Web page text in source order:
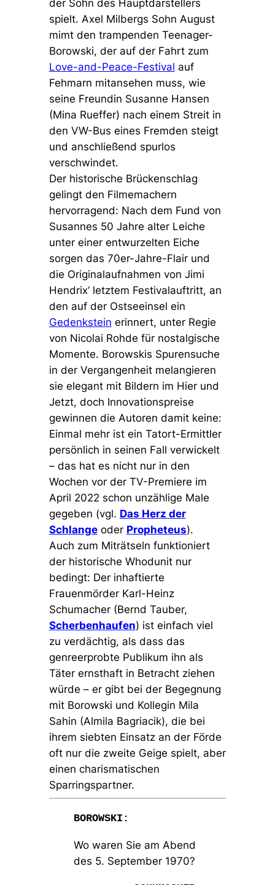
der Sohn des Hauptdarstellers
spielt. Axel Milbergs Sohn August
mimt den trampenden Teenager-
Borowski, der auf der Fahrt zum
Love-and-Peace-Festival auf
Fehmarn mitansehen muss, wie
seine Freundin Susanne Hansen
(Mina Rueffer) nach einem Streit in
den VW-Bus eines Fremden steigt
und anschließend spurlos
verschwindet.
Der historische Brückenschlag
gelingt den Filmemachern
hervorragend: Nach dem Fund von
Susannes 50 Jahre alter Leiche
unter einer entwurzelten Eiche
sorgen das 70er-Jahre-Flair und
die Originalaufnahmen von Jimi
Hendrix‘ letztem Festivalauftritt, an
den auf der Ostseeinsel ein
Gedenkstein erinnert, unter Regie
von Nicolai Rohde für nostalgische
Momente. Borowskis Spurensuche
in der Vergangenheit melangieren
sie elegant mit Bildern im Hier und
Jetzt, doch Innovationspreise
gewinnen die Autoren damit keine:
Einmal mehr ist ein Tatort-Ermittler
persönlich in seinen Fall verwickelt
– das hat es nicht nur in den
Wochen vor der TV-Premiere im
April 2022 schon unzählige Male
gegeben (vgl. Das Herz der
Schlangeoder Propheteus).
Auch zum Miträtseln funktioniert
der historische Whodunit nur
bedingt: Der inhaftierte
Frauenmörder Karl-Heinz
Schumacher (Bernd Tauber,
Scherbenhaufen) ist einfach viel
zu verdächtig, als dass das
genreerprobte Publikum ihn als
Täter ernsthaft in Betracht ziehen
würde – er gibt bei der Begegnung
mit Borowski und Kollegin Mila
Sahin (Almila Bagriacik), die bei
ihrem siebten Einsatz an der Förde
oft nur die zweite Geige spielt, aber
einen charismatischen
Sparringspartner.
BOROWSKI:
Wo waren Sie am Abend
des 5. September 1970?